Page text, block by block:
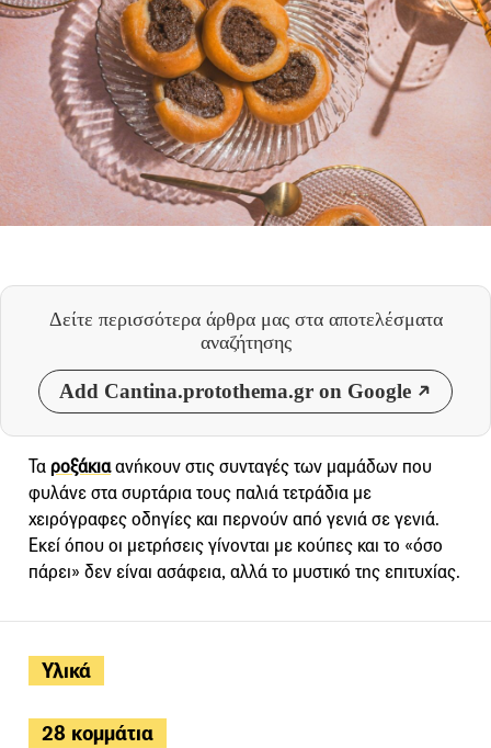
Δείτε περισσότερα άρθρα μας στα αποτελέσματα
αναζήτησης
Add Cantina.protothema.gr on Google
Υλικά
28 κομμάτια
Ταροξάκιαανήκουν στις συνταγές των μαμάδων που
φυλάνε στα συρτάρια τους παλιά τετράδια με
χειρόγραφες οδηγίες και περνούν από γενιά σε γενιά.
Εκεί όπου οι μετρήσεις γίνονται με κούπες και το «όσο
πάρει» δεν είναι ασάφεια, αλλά το μυστικό της επιτυχίας.